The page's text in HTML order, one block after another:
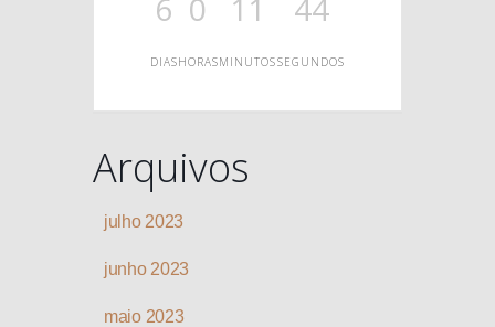
6
DIAS
0
HORAS
11
MINUTOS
44
SEGUNDOS
Arquivos
julho 2023
junho 2023
maio 2023